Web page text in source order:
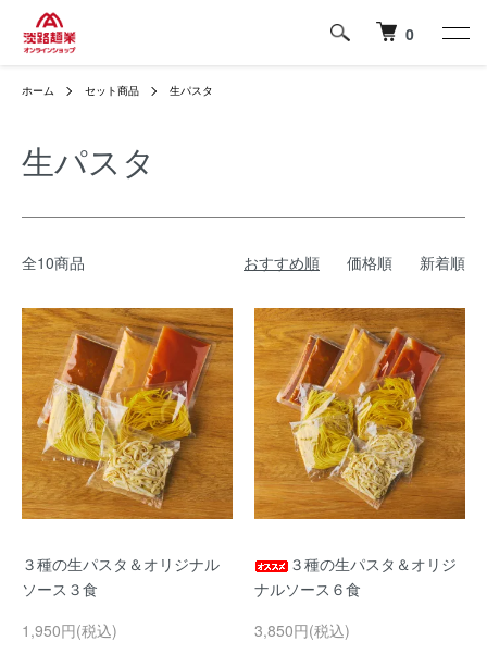
0
ホーム セット商品 生パスタ
生パスタ
全10商品 おすすめ順 価格順 新着順
３種の生パスタ＆オリジナル
ソース３食
1,950円(税込)
３種の生パスタ＆オリジ
ナルソース６食
3,850円(税込)